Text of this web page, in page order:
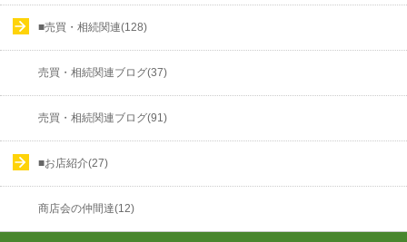
■売買・相続関連(128)
売買・相続関連ブログ(37)
売買・相続関連ブログ(91)
■お店紹介(27)
商店会の仲間達(12)